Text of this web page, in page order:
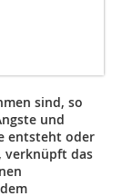
sind, so
und
entsteht oder
­verknüpft das